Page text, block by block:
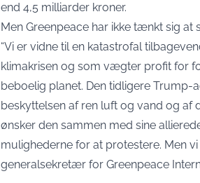
end 4,5 milliarder kroner.
Men Greenpeace har ikke tænkt sig at
“Vi er vidne til en katastrofal
klimakrisen og som vægter profit for
beboelig planet. Den tidligere
beskyttelsen af ren luft og vand og af
ønsker den sammen med sine
mulighederne for at protestere. Men vi
generalsekretær for Greenpeace